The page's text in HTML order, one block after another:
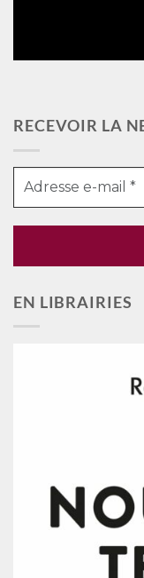
RECEVOIR LA
EN LIBRAIRIES